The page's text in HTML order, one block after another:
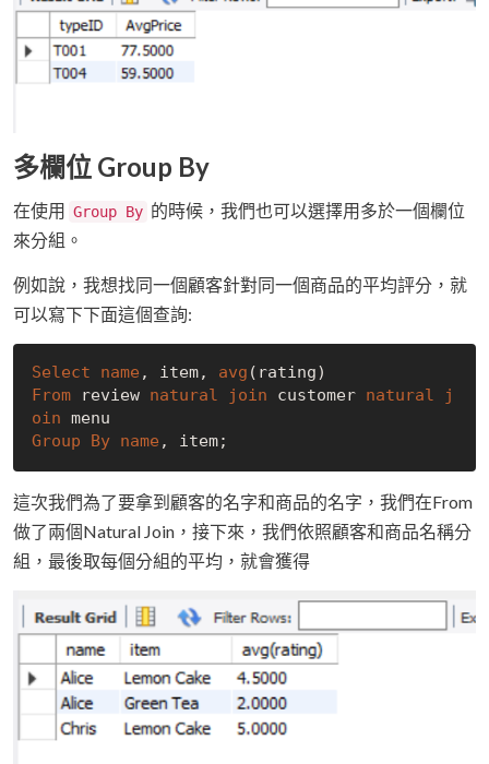
多欄位 Group By
在使用 Group By 的時候，我們也可以選擇用多於一個欄位
來分組。
例如說，我想找同一個顧客針對同一個商品的平均評分，就
可以寫下下面這個查詢:
Select name , item, avg
From review natural join customer natural
j
oin
Group
By name
這次我們為了要拿到顧客的名字和商品的名字，我們在From
做了兩個Natural Join，接下來，我們依照顧客和商品名稱分
組，最後取每個分組的平均，就會獲得